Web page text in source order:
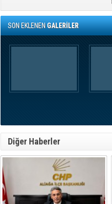
SON EKLENENGALERİLER
Diğer Haberler